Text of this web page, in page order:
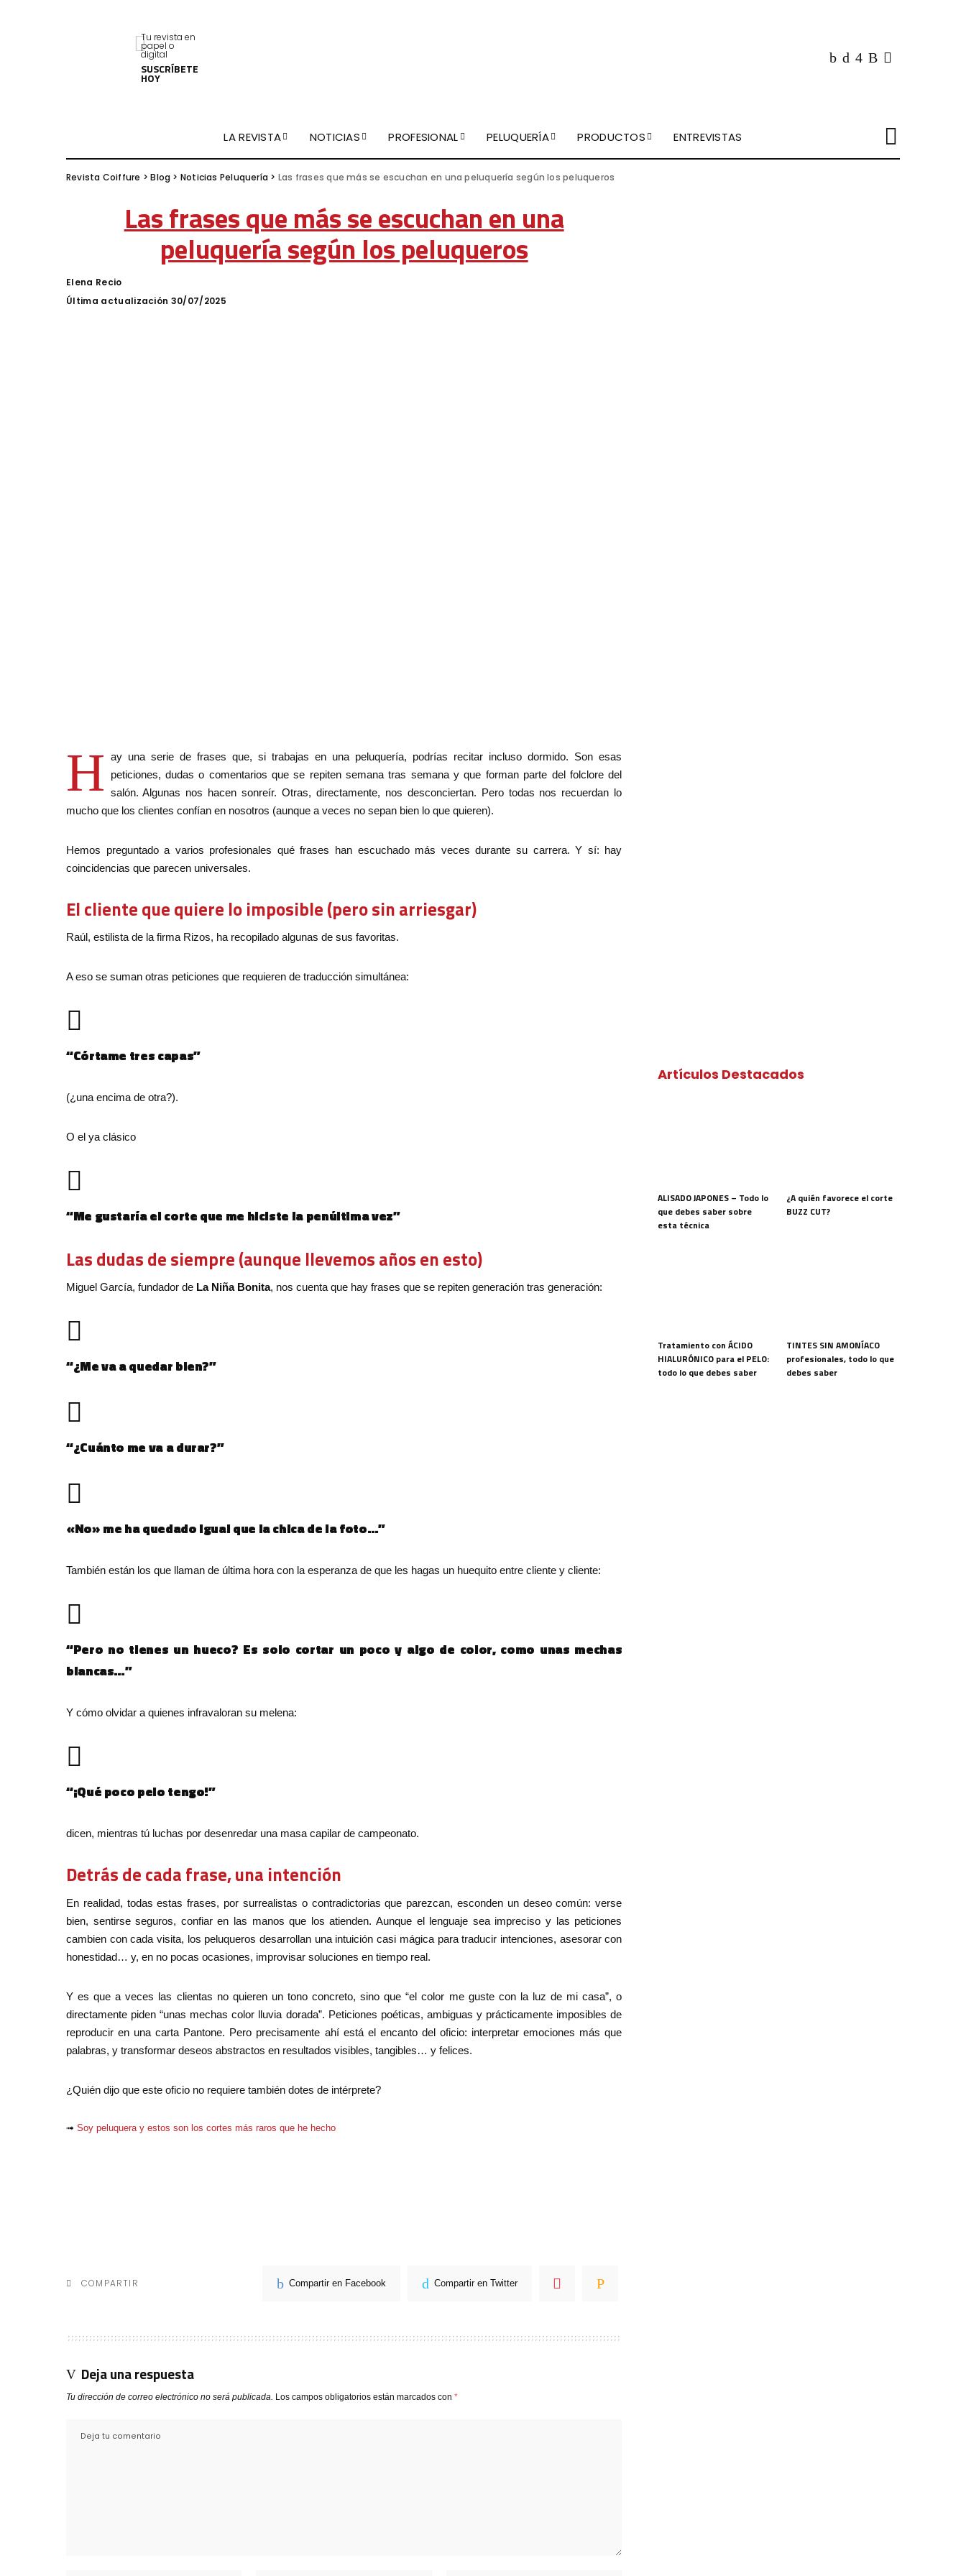
Tu revista en
papel o
digital
SUSCRÍBETE
HOY
LA REVISTA NOTICIAS PROFESIONAL PELUQUERÍA PRODUCTOS ENTREVISTAS
Revista Coiffure >Blog > Noticias Peluquería > Las frases que más se escuchan en una peluquería según los peluqueros
Las frases que más se escuchan en una
peluquería según los peluqueros
Posted
by
Elena Recio
Última actualización 30/07/2025
H ay una serie de frases que, si trabajas en una peluquería, podrías recitar incluso dormido. Son esas
peticiones, dudas o comentarios que se repiten semana tras semana y que forman parte del folclore del
salón. Algunas nos hacen sonreír. Otras, directamente, nos desconciertan. Pero todas nos recuerdan lo
mucho que los clientes confían en nosotros (aunque a veces no sepan bien lo que quieren).
Hemos preguntado a varios profesionales qué frases han escuchado más veces durante su carrera. Y sí: hay
coincidencias que parecen universales.
El cliente que quiere lo imposible (pero sin arriesgar)
Raúl, estilista de la firma Rizos, ha recopilado algunas de sus favoritas.
A eso se suman otras peticiones que requieren de traducción simultánea:
“Córtame tres capas”
(¿una encima de otra?).
O el ya clásico
“Me gustaría el corte que me hiciste la penúltima vez”
Las dudas de siempre (aunque llevemos años en esto)
Miguel García, fundador de La Niña Bonita, nos cuenta que hay frases que se repiten generación tras generación:
“¿Me va a quedar bien?”
“¿Cuánto me va a durar?”
«No» me ha quedado igual que la chica de la foto…”
También están los que llaman de última hora con la esperanza de que les hagas un huequito entre cliente y cliente:
“Pero no tienes un hueco? Es solo cortar un poco y algo de color, como unas mechas
blancas…”
Y cómo olvidar a quienes infravaloran su melena:
“¡Qué poco pelo tengo!”
dicen, mientras tú luchas por desenredar una masa capilar de campeonato.
Detrás de cada frase, una intención
En realidad, todas estas frases, por surrealistas o contradictorias que parezcan, esconden un deseo común: verse
bien, sentirse seguros, confiar en las manos que los atienden. Aunque el lenguaje sea impreciso y las peticiones
cambien con cada visita, los peluqueros desarrollan una intuición casi mágica para traducir intenciones, asesorar con
honestidad… y, en no pocas ocasiones, improvisar soluciones en tiempo real.
Y es que a veces las clientas no quieren un tono concreto, sino que “el color me guste con la luz de mi casa”, o
directamente piden “unas mechas color lluvia dorada”. Peticiones poéticas, ambiguas y prácticamente imposibles de
reproducir en una carta Pantone. Pero precisamente ahí está el encanto del oficio: interpretar emociones más que
palabras, y transformar deseos abstractos en resultados visibles, tangibles… y felices.
¿Quién dijo que este oficio no requiere también dotes de intérprete?
➟ Soy peluquera y estos son los cortes más raros que he hecho
COMPARTIR Compartir en Facebook Compartir en Twitter
Deja una respuesta
Tu dirección de correo electrónico no será publicada. Los campos obligatorios están marcados con *
Artículos Destacados
ALISADO JAPONES – Todo lo
que debes saber sobre
esta técnica
¿A quién favorece el corte
BUZZ CUT?
Tratamiento con ÁCIDO
HIALURÓNICO para el PELO:
todo lo que debes saber
TINTES SIN AMONÍACO
profesionales, todo lo que
debes saber